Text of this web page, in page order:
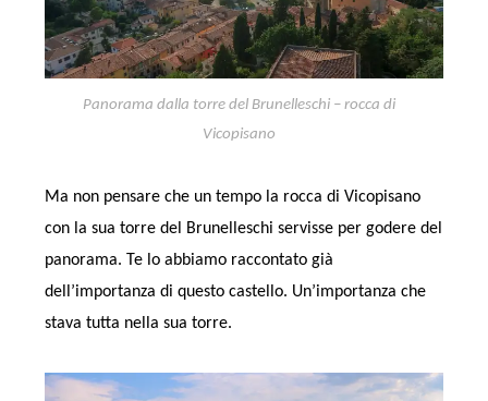
Panorama dalla torre del Brunelleschi – rocca di
Vicopisano
Ma non pensare che un tempo la rocca di Vicopisano
con la sua torre del Brunelleschi servisse per godere del
panorama. Te lo abbiamo raccontato già
dell’importanza di questo castello. Un’importanza che
stava tutta nella sua torre.